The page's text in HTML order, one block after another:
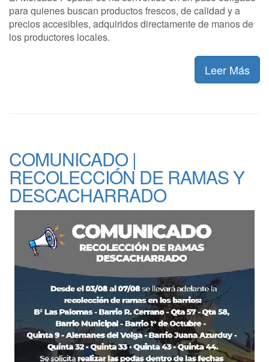
para quienes buscan productos frescos, de calidad y a
precios accesibles, adquiridos directamente de manos de
los productores locales.
Leer Más
COMUNICADO |
RECOLECCIÓN DE RAMAS Y
DESCACHARRADO